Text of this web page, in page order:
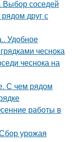
Выбор соседей
друг с
Удобное
чеснока
чеснока на
С чем рядом
работы в
урожая